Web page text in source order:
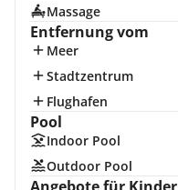
Massage
Entfernung vom
Meer
Stadtzentrum
Flughafen
Pool
Indoor Pool
Outdoor Pool